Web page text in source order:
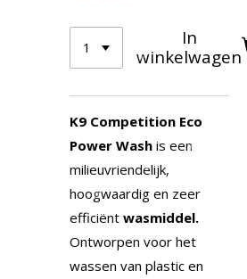
In
winkelwagen
K9 Competition Eco
Power Wash is een
milieuvriendelijk,
hoogwaardig en zeer
efficiënt wasmiddel.
Ontworpen voor het
wassen van plastic en